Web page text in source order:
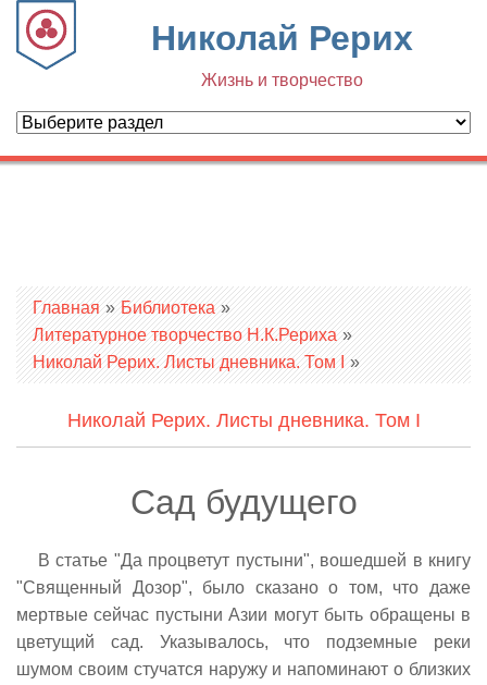
Николай Рерих
Жизнь и творчество
Вы здесь
Главная » Библиотека »
Литературное творчество Н.К.Рериха »
Николай Рерих. Листы дневника. Том I »
Николай Рерих. Листы дневника. Том I
Сад будущего
В статье "Да процветут пустыни", вошедшей в книгу
"Священный Дозор", было сказано о том, что даже
мертвые сейчас пустыни Азии могут быть обращены в
цветущий сад. Указывалось, что подземные реки
шумом своим стучатся наружу и напоминают о близких